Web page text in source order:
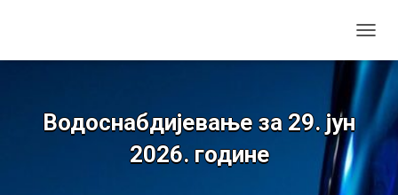
Водоснабдијевање за 29. јун
2026. године